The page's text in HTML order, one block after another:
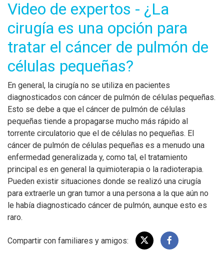
Video de expertos - ¿La
cirugía es una opción para
tratar el cáncer de pulmón de
células pequeñas?
En general, la cirugía no se utiliza en pacientes
diagnosticados con cáncer de pulmón de células pequeñas.
Esto se debe a que el cáncer de pulmón de células
pequeñas tiende a propagarse mucho más rápido al
torrente circulatorio que el de células no pequeñas. El
cáncer de pulmón de células pequeñas es a menudo una
enfermedad generalizada y, como tal, el tratamiento
principal es en general la quimioterapia o la radioterapia.
Pueden existir situaciones donde se realizó una cirugía
para extraerle un gran tumor a una persona a la que aún no
le había diagnosticado cáncer de pulmón, aunque esto es
raro.
Compartir con familiares y amigos: